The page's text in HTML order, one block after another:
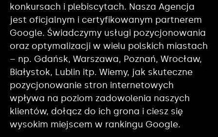
konkursach i plebiscytach. Nasza Agencja
jest oficjalnym i certyfikowanym partnerem
Google. Świadczymy usługi pozycjonowania
oraz optymalizacji w wielu polskich miastach
– np. Gdańsk, Warszawa, Poznań, Wrocław,
Białystok, Lublin itp. Wiemy, jak skuteczne
pozycjonowanie stron internetowych
wpływa na poziom zadowolenia naszych
klientów, dołącz do ich grona i ciesz się
wysokim miejscem w rankingu Google.